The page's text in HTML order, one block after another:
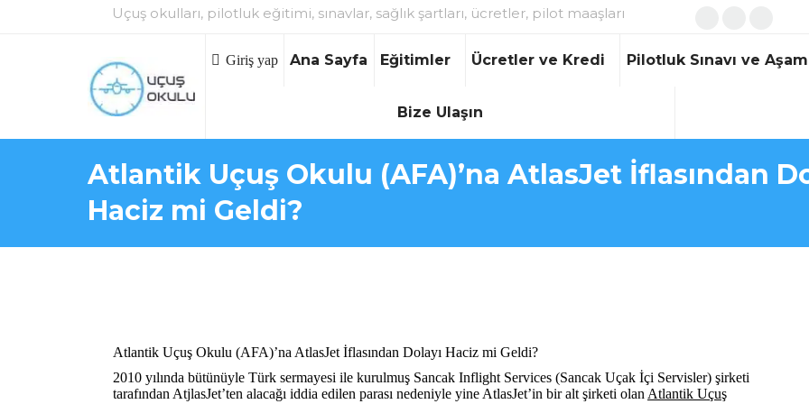
Uçuş okulları, pilotluk eğitimi, sınavlar, sağlık şartları, ücretler, pilot maaşları
page
Giriş yap Ana Sayfa Eğitimler Ücretler ve Kredi Pilotluk Sınavı ve
Bize Ulaşın
Atlantik Uçuş Okulu (AFA)’na AtlasJet İflasından
Haciz mi Geldi?
Atlantik Uçuş Okulu (AFA)’na AtlasJet İflasından Dolayı Haciz mi Geldi?
2010 yılında bütünüyle Türk sermayesi ile kurulmuş Sancak Inflight Services (Sancak Uçak İçi Servisler) şirketi
tarafından AtjlasJet’ten alacağı iddia edilen parası nedeniyle yine AtlasJet’in bir alt şirketi olan Atlantik Uçuş